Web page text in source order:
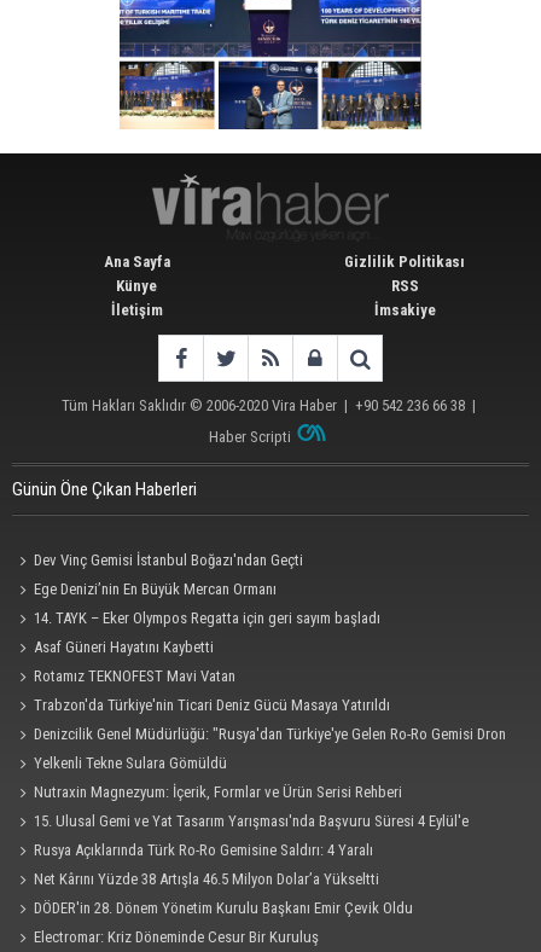
Ana Sayfa
Künye
İletişim
Gizlilik Politikası
RSS
İmsakiye
Tüm Hakları Saklıdır © 2006-2020 Vira Haber | +90 542 236 66 38 |
Haber Scripti
Günün Öne Çıkan Haberleri
Dev Vinç Gemisi İstanbul Boğazı'ndan Geçti
Ege Denizi’nin En Büyük Mercan Ormanı
14. TAYK – Eker Olympos Regatta için geri sayım başladı
Asaf Güneri Hayatını Kaybetti
Rotamız TEKNOFEST Mavi Vatan
Trabzon'da Türkiye'nin Ticari Deniz Gücü Masaya Yatırıldı
Denizcilik Genel Müdürlüğü: "Rusya'dan Türkiye'ye Gelen Ro-Ro Gemisi Dron
Saldırısına Uğradı"
Yelkenli Tekne Sulara Gömüldü
Nutraxin Magnezyum: İçerik, Formlar ve Ürün Serisi Rehberi
15. Ulusal Gemi ve Yat Tasarım Yarışması'nda Başvuru Süresi 4 Eylül'e
Uzatıldı
Rusya Açıklarında Türk Ro-Ro Gemisine Saldırı: 4 Yaralı
Net Kârını Yüzde 38 Artışla 46.5 Milyon Dolar’a Yükseltti
DÖDER'in 28. Dönem Yönetim Kurulu Başkanı Emir Çevik Oldu
Electromar: Kriz Döneminde Cesur Bir Kuruluş